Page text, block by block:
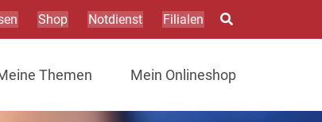
Shop Notdienst Filialen
Themen Mein Onlineshop